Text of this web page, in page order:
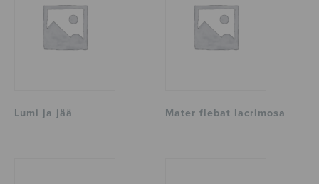
Lumi ja jää Mater flebat lacrimosa